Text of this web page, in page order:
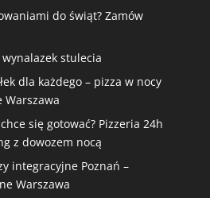
do świąt? Zamów
stulecia
dla każdego – pizza w nocy
Warszawa
się gotować? Pizzeria 24h
z dowozem nocą
integracyjne Poznań –
Warszawa